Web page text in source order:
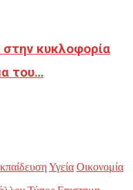
στην κυκλοφορία
του…
Υγεία Οικονομία